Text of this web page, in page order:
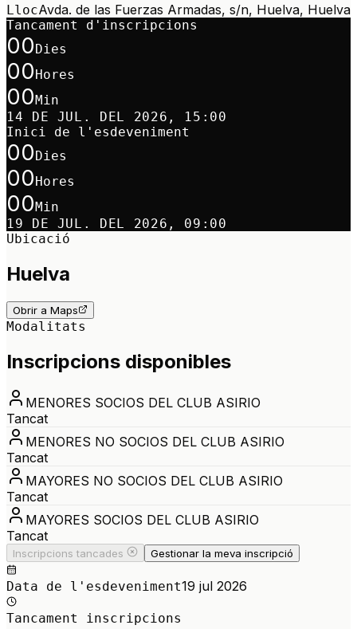
LlocAvda. de las Fuerzas Armadas, s/n, Huelva, Huelva
Tancament d'inscripcions
00Dies
00Hores
00Min
14 DE JUL. DEL 2026, 15:00
Inici de l'esdeveniment
00Dies
00Hores
00Min
19 DE JUL. DEL 2026, 09:00
Ubicació
Huelva
Obrir a Maps
Modalitats
Inscripcions disponibles
MENORES SOCIOS DEL CLUB ASIRIO
Tancat
MENORES NO SOCIOS DEL CLUB ASIRIO
Tancat
MAYORES NO SOCIOS DEL CLUB ASIRIO
Tancat
MAYORES SOCIOS DEL CLUB ASIRIO
Tancat
Inscripcions tancades Gestionar la meva inscripció
Data de l'esdeveniment19 jul 2026
Tancament inscripcions